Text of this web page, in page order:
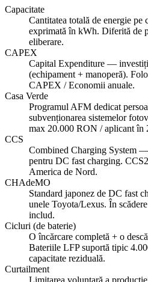
Capacitate
Cantitatea totală de energie pe
exprimată în kWh. Diferită de
eliberare.
CAPEX
Capital Expenditure —
(echipament + manoperă).
CAPEX / Economii anuale.
Casa Verde
Programul AFM dedicat
subvenționarea sistemelor
max 20.000 RON / aplicant în
CCS
Combined Charging System
pentru DC fast charging.
America de Nord.
CHAdeMO
Standard japonez de DC fast
unele Toyota/Lexus. În
includ.
Cicluri (de baterie)
O încărcare completă + o
Bateriile LFP suportă tipic
capacitate reziduală.
Curtailment